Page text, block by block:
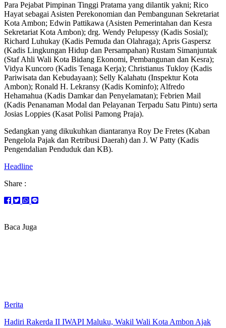
Para Pejabat Pimpinan Tinggi Pratama yang dilantik yakni; Rico
Hayat sebagai Asisten Perekonomian dan Pembangunan Sekretariat
Kota Ambon; Edwin Pattikawa (Asisten Pemerintahan dan Kesra
Sekretariat Kota Ambon); drg. Wendy Pelupessy (Kadis Sosial);
Richard Luhukay (Kadis Pemuda dan Olahraga); Apris Gaspersz
(Kadis Lingkungan Hidup dan Persampahan) Rustam Simanjuntak
(Staf Ahli Wali Kota Bidang Ekonomi, Pembangunan dan Kesra);
Vidya Kuncoro (Kadis Tenaga Kerja); Christianus Tukloy (Kadis
Pariwisata dan Kebudayaan); Selly Kalahatu (Inspektur Kota
Ambon); Ronald H. Lekransy (Kadis Kominfo); Alfredo
Hehamahua (Kadis Damkar dan Penyelamatan); Febrien Mail
(Kadis Penanaman Modal dan Pelayanan Terpadu Satu Pintu) serta
Josias Loppies (Kasat Polisi Pamong Praja).
Sedangkan yang dikukuhkan diantaranya Roy De Fretes (Kaban
Pengelola Pajak dan Retribusi Daerah) dan J. W Patty (Kadis
Pengendalian Penduduk dan KB).
Headline
Share :
Baca Juga
Berita
Hadiri Rakerda II IWAPI Maluku, Wakil Wali Kota Ambon Ajak